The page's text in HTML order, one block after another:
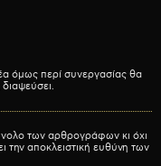
όμως περί συνεργασίας θα
των αρθρογράφων κι όχι
αποκλειστική ευθύνη των